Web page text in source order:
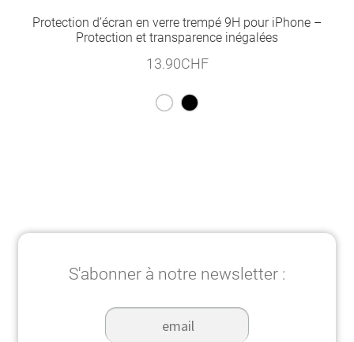
Protection d’écran en verre trempé 9H pour iPhone –
Protection et transparence inégalées
13.90CHF
S'abonner à notre newsletter :